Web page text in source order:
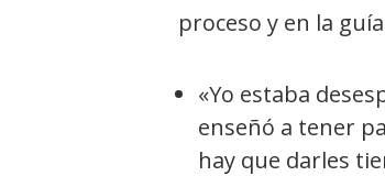
proceso y en la
«Yo estaba
enseñó a tener
hay que darles